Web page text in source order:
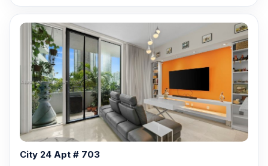
City 24 Apt # 703